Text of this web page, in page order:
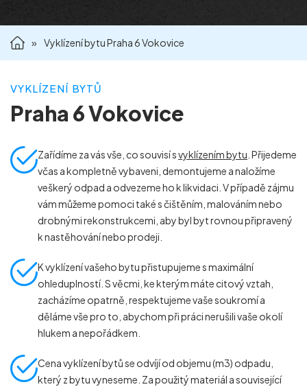
» Vyklízení bytu Praha 6 Vokovice
VYKLÍZENÍ BYTŮ
Praha 6 Vokovice
Zařídíme za vás vše, co souvisí svyklízením bytu . Přijedeme
včas a kompletně vybaveni, demontujeme a naložíme
veškerý odpad a odvezeme ho k likvidaci. V případě zájmu
vám můžeme pomoci také s čištěním, malováním nebo
drobnými rekonstrukcemi, aby byl byt rovnou připravený
k nastěhování nebo prodeji.
K vyklízení vašeho bytu přistupujeme s maximální
ohleduplností. S věcmi, ke kterým máte citový vztah,
zacházíme opatrně, respektujeme vaše soukromí a
děláme vše pro to, abychom při práci nerušili vaše okolí
hlukem a nepořádkem.
Cena vyklízení bytů se odvíjí od objemu (m3) odpadu,
který z bytu vyneseme. Za použitý materiál a související